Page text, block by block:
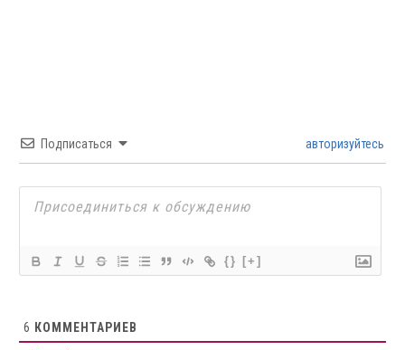
Подписаться авторизуйтесь
{} [+]
6 КОММЕНТАРИЕВ